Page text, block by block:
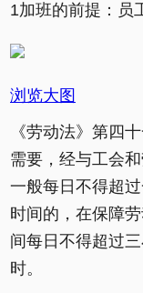
1加班的前提：员
浏览大图
《劳动法》第四
需要，经与工会
一般每日不得超
时间的，在保障
间每日不得超过
时。